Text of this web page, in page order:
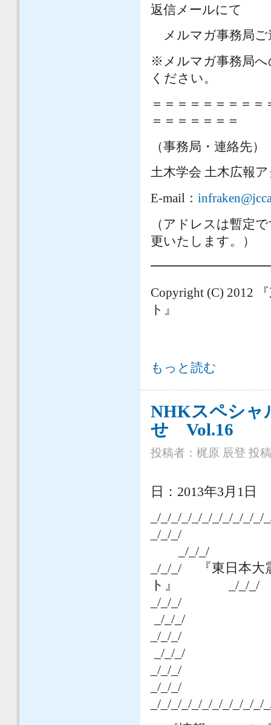
返信メールにて
メルマガ事務局ご
※メルマガ事務局へ
ください。
＝＝＝＝＝＝＝＝
＝＝＝＝＝＝＝
（事務局・連絡先）
土木学会 土木広報
E-mail ：
（アドレスは暫定
更いたします。）
Copyright (C) 2012
ト』
効果的な広報活動を実践する「土
もっと読む
NHKスペシャ
せ Vol.16
投稿者： 梶原 辰登 投
日： 2013年3月1日
_/_/_/_/_/_/_/_/_/_/
_/_/_/
_/_/_/
_/_/_/ 『東日本大
ト』
_/_/_/
_/
_/_/_/
_/_/
_/_/_/
_/
_/_/_/
_/_/_/_/_/_/_/_/_/_/